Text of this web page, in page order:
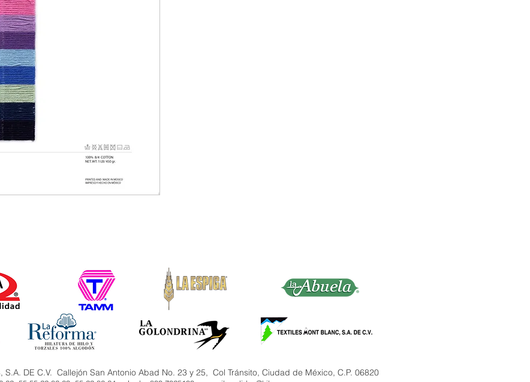
S.A. DE C.V. Callejón San Antonio Abad No. 23 y 25, Col Tránsito, Ciudad de México, C.P. 06820